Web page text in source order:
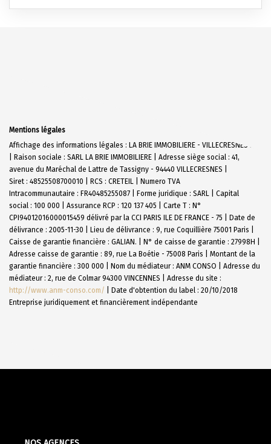
Mentions légales
Affichage des informations légales : LA BRIE IMMOBILIERE - VILLECRESNES N19
| Raison sociale : SARL LA BRIE IMMOBILIERE | Adresse siège social : 41,
avenue du Maréchal de Lattre de Tassigny - 94440 VILLECRESNES |
Siret : 48525508700010 | RCS : CRETEIL | Numero TVA
Intracommunautaire : FR40485255087 | Forme juridique : SARL | Capital
social : 100 000 | Assurance RCP : 120 137 405 | Carte T : N°
CPI94012016000015459 délivré par la CCI PARIS ILE DE FRANCE - 75 | Date de
délivrance : 2005-11-30 | Lieu de délivrance : 9, rue Coquillière 75001 Paris |
Caisse de garantie financière : GALIAN. | N° de caisse de garantie : 27998H |
Adresse caisse de garantie : 89, rue La Boétie - 75008 Paris | Montant de la
garantie financière : 300 000 | Nom du médiateur : ANM CONSO | Adresse du
médiateur : 2, rue de Colmar 94300 VINCENNES | Adresse du site :
http://www.anm-conso.com/ | Date d'obtention du label : 20/10/2018
Entreprise juridiquement et financièrement indépendante